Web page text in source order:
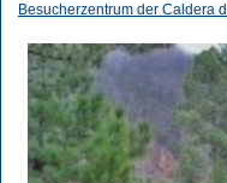
Besucherzentrum der Caldera